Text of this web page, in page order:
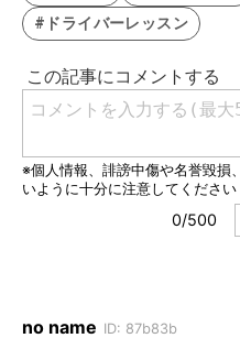
#ドライバーレッスン